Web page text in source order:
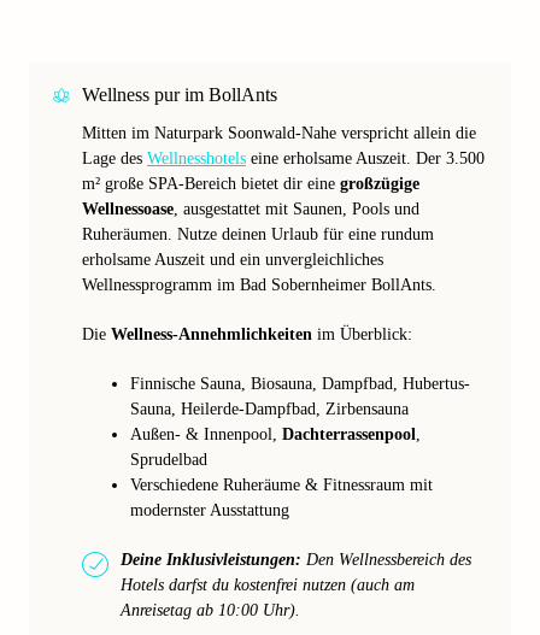
Wellness pur im BollAnts
Mitten im Naturpark Soonwald-Nahe verspricht allein die
Lage des Wellnesshotels eine erholsame Auszeit. Der 3.500
m² große SPA-Bereich bietet dir eine großzügige
Wellnessoase, ausgestattet mit Saunen, Pools und
Ruheräumen. Nutze deinen Urlaub für eine rundum
erholsame Auszeit und ein unvergleichliches
Wellnessprogramm im Bad Sobernheimer BollAnts.
Die Wellness-Annehmlichkeiten im Überblick:
Finnische Sauna, Biosauna, Dampfbad, Hubertus-
Sauna, Heilerde-Dampfbad, Zirbensauna
Außen- & Innenpool, Dachterrassenpool,
Sprudelbad
Verschiedene Ruheräume & Fitnessraum mit
modernster Ausstattung
Deine Inklusivleistungen: Den Wellnessbereich des
Hotels darfst du kostenfrei nutzen (auch am
Anreisetag ab 10:00 Uhr).